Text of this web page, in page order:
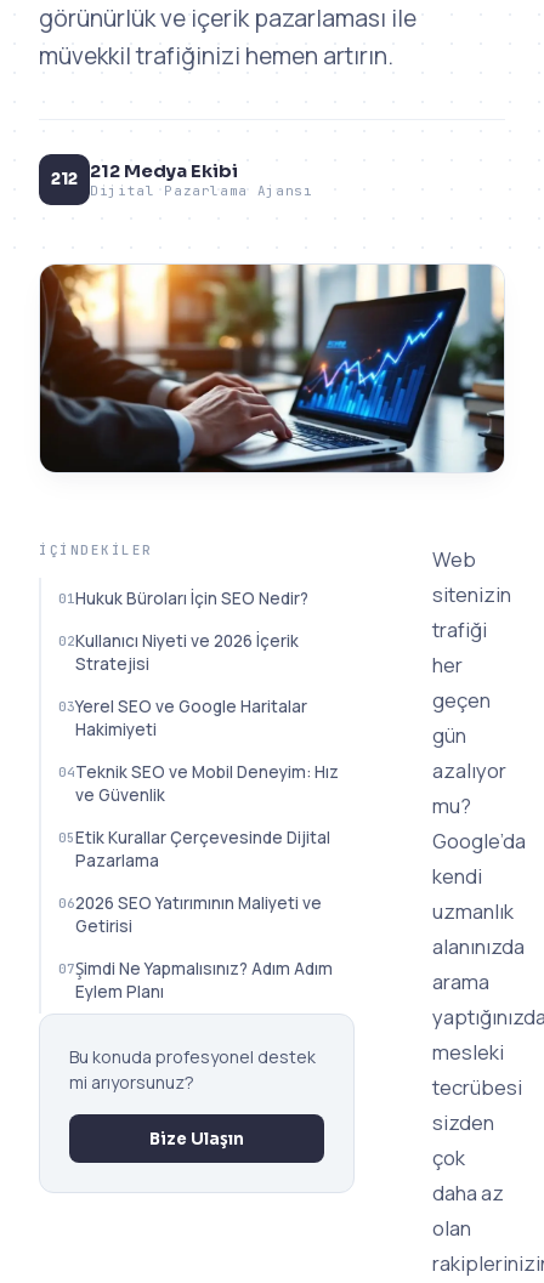
görünürlük ve içerik pazarlaması ile
müvekkil trafiğinizi hemen artırın.
212 212 Medya Ekibi
Dijital Pazarlama Ajansı
İÇINDEKILER
Hukuk Büroları İçin SEO Nedir?
Kullanıcı Niyeti ve 2026 İçerik
Stratejisi
Yerel SEO ve Google Haritalar
Hakimiyeti
Teknik SEO ve Mobil Deneyim: Hız
ve Güvenlik
Etik Kurallar Çerçevesinde Dijital
Pazarlama
2026 SEO Yatırımının Maliyeti ve
Getirisi
Şimdi Ne Yapmalısınız? Adım Adım
Eylem Planı
Bu konuda profesyonel destek
mi arıyorsunuz?
Bize Ulaşın
Web
sitenizin
trafiği
her
geçen
gün
azalıyor
mu?
Google’da
kendi
uzmanlık
alanınızda
arama
mesleki
tecrübesi
sizden
çok
daha az
olan